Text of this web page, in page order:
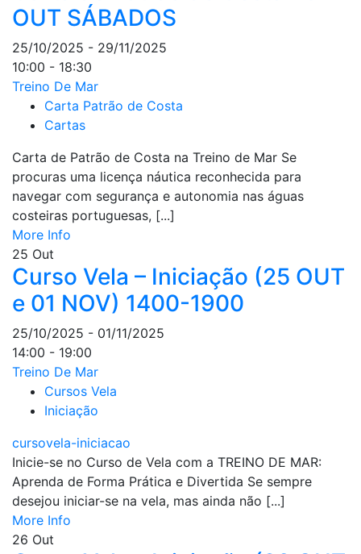
OUT SÁBADOS
25/10/2025 - 29/11/2025
10:00 - 18:30
Treino De Mar
Carta Patrão de Costa
Cartas
Carta de Patrão de Costa na Treino de Mar Se
procuras uma licença náutica reconhecida para
navegar com segurança e autonomia nas águas
costeiras portuguesas, [...]
More Info
25 Out
Curso Vela – Iniciação (25 OUT
e 01 NOV) 1400-1900
25/10/2025 - 01/11/2025
14:00 - 19:00
Treino De Mar
Cursos Vela
Iniciação
cursovela-iniciacao
Inicie-se no Curso de Vela com a TREINO DE MAR:
Aprenda de Forma Prática e Divertida Se sempre
desejou iniciar-se na vela, mas ainda não [...]
More Info
26 Out